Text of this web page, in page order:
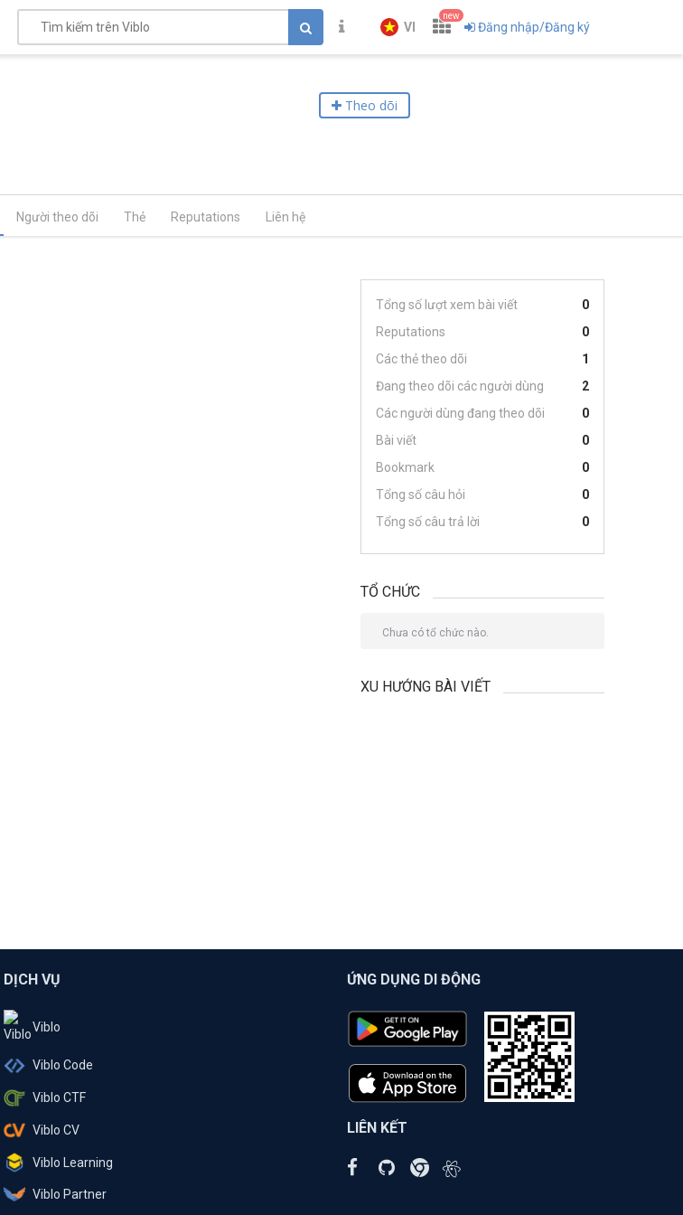
VI
new
Đăng nhập/Đăng ký
Theo dõi
Người theo dõi Thẻ Reputations Liên hệ
Tổng số lượt xem bài viết
0
Reputations
0
Các thẻ theo dõi
1
Đang theo dõi các người dùng
2
Các người dùng đang theo dõi
0
Bài viết
0
Bookmark
0
Tổng số câu hỏi
0
Tổng số câu trả lời
0
TỔ CHỨC
Chưa có tổ chức nào.
XU HƯỚNG BÀI VIẾT
DỊCH VỤ
Viblo
Viblo Code
Viblo CTF
Viblo CV
Viblo Learning
Viblo Partner
ỨNG DỤNG DI ĐỘNG
LIÊN KẾT